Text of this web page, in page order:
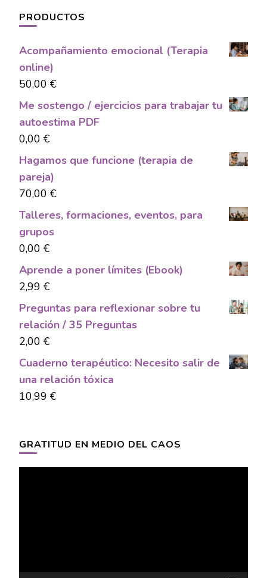
PRODUCTOS
Acompañamiento emocional (Terapia
online)
50,00 €
Me sostengo / ejercicios para trabajar tu
autoestima PDF
0,00 €
Hagamos que funcione (terapia de
pareja)
70,00 €
Talleres, formaciones, eventos, para
grupos
0,00 €
Aprende a poner límites (Ebook)
2,99 €
Preguntas para reflexionar sobre tu
relación / 35 Preguntas
2,00 €
Cuaderno terapéutico: Necesito salir de
una relación tóxica
10,99 €
GRATITUD EN MEDIO DEL CAOS